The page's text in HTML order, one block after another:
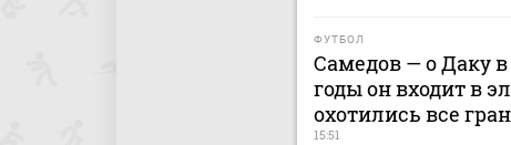
ФУТБОЛ
Самедов — о Даку в
годы он входит в
охотились все
15:51